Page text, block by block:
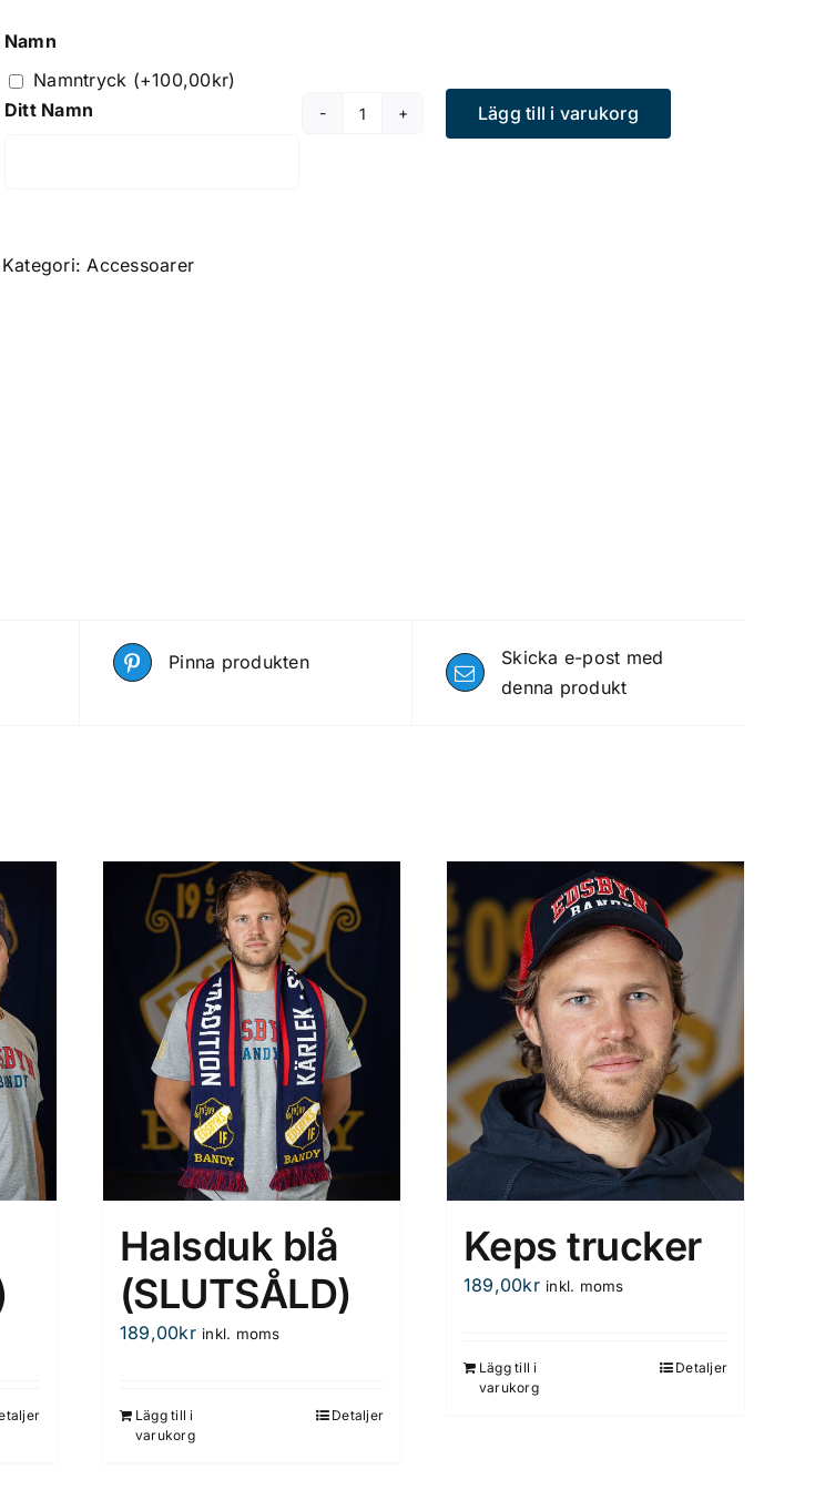
Namn
Namntryck (+100,00kr)
Ditt Namn
Ryggsäck
Lägg till i varukorg
Kategori: Accessoarer
Pinna produkten
Skicka e-post med
denna produkt
Halsduk blå
(SLUTSÅLD)
189,00kr inkl. moms
Lägg till i
varukorg
Detaljer
Keps trucker
189,00kr inkl. moms
Lägg till i
varukorg
Detaljer